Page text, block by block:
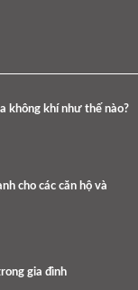
không khí như thế nào?
cho các căn hộ và
gia đình